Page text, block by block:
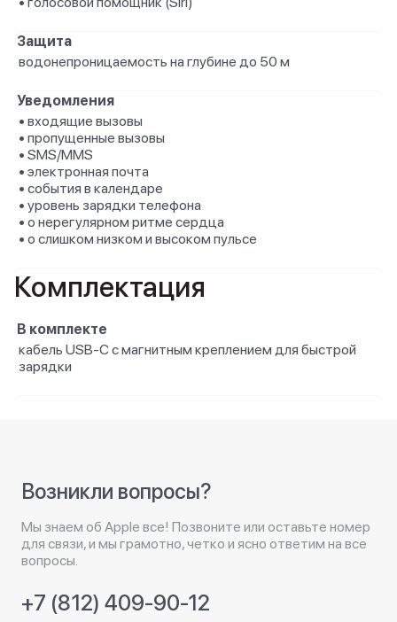
Защита
водонепроницаемость на глубине до 50 м
Уведомления
• входящие вызовы
• пропущенные вызовы
• SMS/MMS
• электронная почта
• события в календаре
• уровень зарядки телефона
• о нерегулярном ритме сердца
• о слишком низком и высоком пульсе
Комплектация
В комплекте
кабель USB‑C с магнитным креплением для быстрой
зарядки
Возникли вопросы?
Мы знаем об Apple все! Позвоните или оставьте номер
для связи, и мы грамотно, четко и ясно ответим на все
вопросы.
+7 (812) 409-90-12